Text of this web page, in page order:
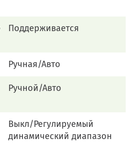
Поддерживается
Ручная/Авто
Ручной/Авто
Выкл/Регулируемый
динамический диапазон